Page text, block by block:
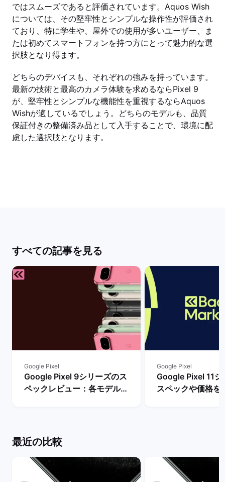
ではスムーズであると評価されています。Aquos Wish
については、その堅牢性とシンプルな操作性が評価され
ており、特に学生や、屋外での使用が多いユーザー、ま
たは初めてスマートフォンを持つ方にとって魅力的な選
択肢となり得ます。
どちらのデバイスも、それぞれの強みを持っています。
最新の技術と最高のカメラ体験を求めるならPixel 9
が、堅牢性とシンプルな機能性を重視するならAquos
Wishが適しているでしょう。どちらのモデルも、品質
保証付きの整備済み品として入手することで、環境に配
慮した選択肢となります。
すべての記事を見る
Google Pixel
Google Pixel 9シリーズのス
ペックレビュー：各モデルの
Google Pixel
Google Pixel 11シ
スペックや価格を
最近の比較